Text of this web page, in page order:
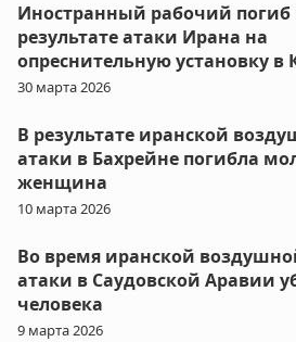
Иностранный рабочий погиб
результате атаки Ирана на
опреснительную установку в
30 марта 2026
В результате иранской
атаки в Бахрейне погибла
женщина
10 марта 2026
Во время иранской
атаки в Саудовской Аравии
человека
9 марта 2026